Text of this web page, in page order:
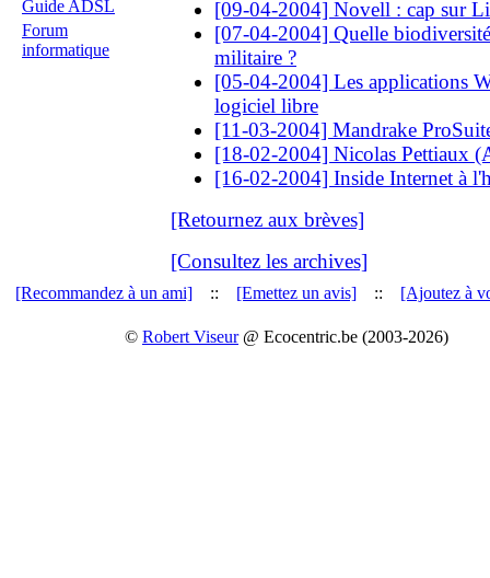
Guide ADSL
Forum
informatique
[09-04-2004] Novell : cap sur
[07-04-2004] Quelle
militaire ?
[05-04-2004] Les applications
logiciel libre
[11-03-2004] Mandrake
[18-02-2004] Nicolas Pettiaux
[16-02-2004] Inside Internet à
[Retournez aux brèves]
[Consultez les archives]
[Recommandez à un ami] :: [Emettez un avis] :: [Ajoutez à
© Robert Viseur@ Ecocentric.be (2003-2026)